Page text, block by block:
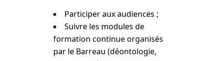
Participer aux audiences ;
Suivre les modules de
formation continue organisés
par le Barreau (déontologie,